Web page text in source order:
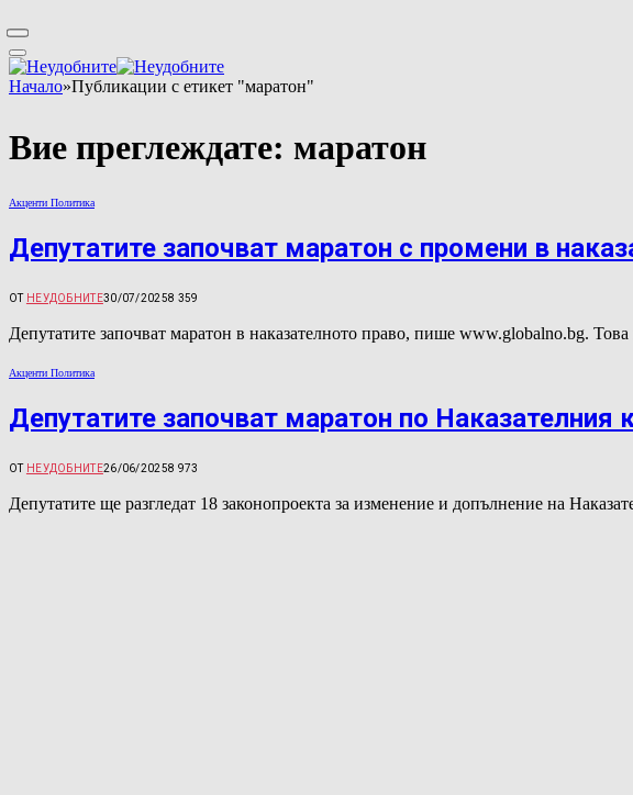
Начало»Публикации с етикет "маратон"
Вие преглеждате: маратон
Акценти Политика
Депутатите започват маратон с промени в
ОТ НЕУДОБНИТЕ30/07/20258 359
Депутатите започват маратон в наказателното право, пише www.globalno.bg.
Акценти Политика
Депутатите започват маратон по Наказателния
ОТ НЕУДОБНИТЕ26/06/20258 973
Депутатите ще разгледат 18 законопроекта за изменение и допълнение на